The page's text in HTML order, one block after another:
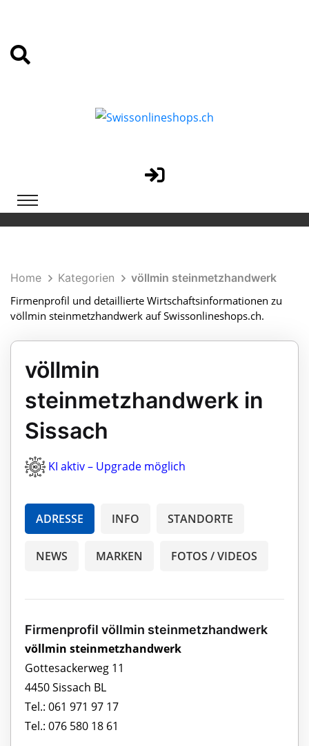
Home Kategorien
völlmin steinmetzhandwerk
Firmenprofil und detaillierte Wirtschaftsinformationen zu
völlmin steinmetzhandwerk auf Swissonlineshops.ch.
völlmin
steinmetzhandwerk in
Sissach
KI aktiv – Upgrade möglich
ADRESSE INFO STANDORTE
NEWS MARKEN FOTOS / VIDEOS
Firmenprofil völlmin steinmetzhandwerk
völlmin steinmetzhandwerk
Gottesackerweg 11
4450 Sissach BL
Tel.: 061 971 97 17
Tel.: 076 580 18 61